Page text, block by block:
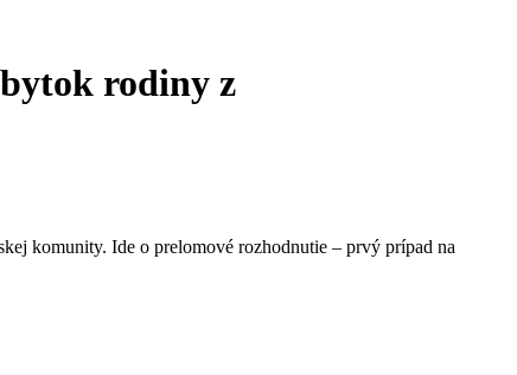
rodiny z
komunity. Ide o prelomové rozhodnutie – prvý prípad na